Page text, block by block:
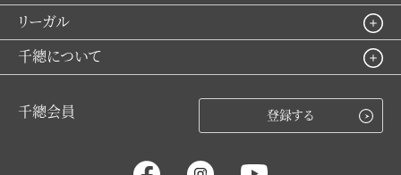
リーガル
千總について
千總会員 登録する